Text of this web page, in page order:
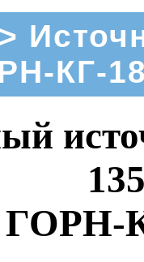
КГ-
ГОРН-